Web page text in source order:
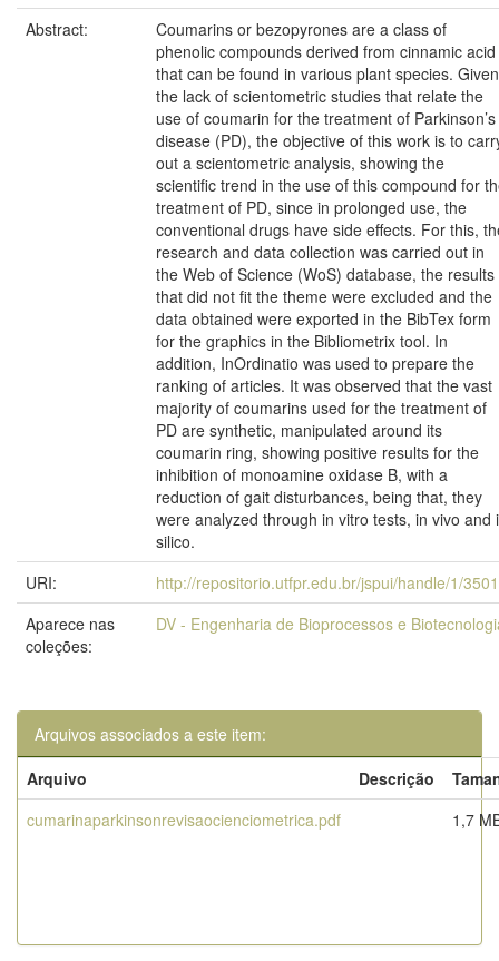
Abstract:
Coumarins or bezopyrones are a class of
phenolic compounds derived from cinnamic acid
that can be found in various plant species. Given
the lack of scientometric studies that relate the
use of coumarin for the treatment of Parkinson’s
disease (PD), the objective of this work is to
out a scientometric analysis, showing the
scientific trend in the use of this compound for
treatment of PD, since in prolonged use, the
conventional drugs have side effects. For this,
research and data collection was carried out in
the Web of Science (WoS) database, the results
that did not fit the theme were excluded and the
data obtained were exported in the BibTex form
for the graphics in the Bibliometrix tool. In
addition, InOrdinatio was used to prepare the
ranking of articles. It was observed that the vast
majority of coumarins used for the treatment of
PD are synthetic, manipulated around its
coumarin ring, showing positive results for the
inhibition of monoamine oxidase B, with a
reduction of gait disturbances, being that, they
were analyzed through in vitro tests, in vivo and
silico.
URI:
http://repositorio.utfpr.edu.br/jspui/handle/1/
Aparece nas
coleções:
DV - Engenharia de Bioprocessos e
Arquivos associados a este item:
Arquivo
Descrição
cumarinaparkinsonrevisaocienciometrica.pdf
1,7